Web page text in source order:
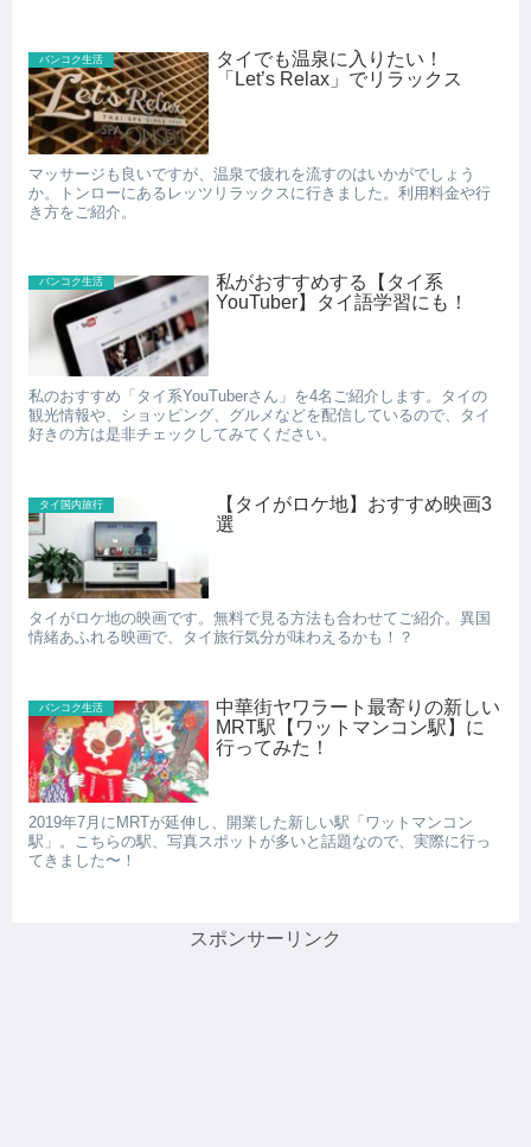
バンコク生活
タイでも温泉に入りたい！
「Let’s Relax」でリラックス
マッサージも良いですが、温泉で疲れを流すのはいかがでしょう
か。トンローにあるレッツリラックスに行きました。利用料金や行
き方をご紹介。
バンコク生活
私がおすすめする【タイ系
YouTuber】タイ語学習にも！
私のおすすめ「タイ系YouTuberさん」を4名ご紹介します。タイの
観光情報や、ショッピング、グルメなどを配信しているので、タイ
好きの方は是非チェックしてみてください。
タイ国内旅行
【タイがロケ地】おすすめ映画3
選
タイがロケ地の映画です。無料で見る方法も合わせてご紹介。異国
情緒あふれる映画で、タイ旅行気分が味わえるかも！？
バンコク生活
中華街ヤワラート最寄りの新しい
MRT駅【ワットマンコン駅】に
行ってみた！
2019年7月にMRTが延伸し、開業した新しい駅「ワットマンコン
駅」。こちらの駅、写真スポットが多いと話題なので、実際に行っ
てきました〜！
スポンサーリンク